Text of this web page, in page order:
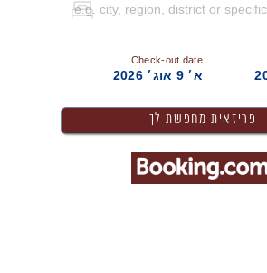
Check-out date
א׳ 9 אוג׳ 2026